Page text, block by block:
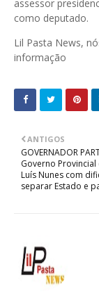
assessor
como deputado.
Lil Pasta News,
informação
ANTIGOS
GOVERNADOR
Governo Provincial
Luís Nunes com
separar Estado e